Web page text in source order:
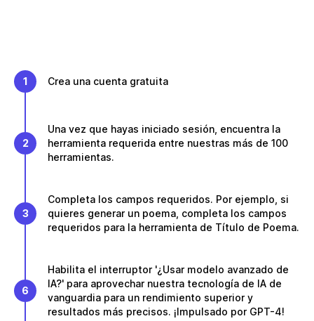
1 Crea una cuenta gratuita
2
Una vez que hayas iniciado sesión, encuentra la
herramienta requerida entre nuestras más de 100
herramientas.
3
Completa los campos requeridos. Por ejemplo, si
quieres generar un poema, completa los campos
requeridos para la herramienta de Título de Poema.
6
Habilita el interruptor '¿Usar modelo avanzado de
IA?' para aprovechar nuestra tecnología de IA de
vanguardia para un rendimiento superior y
resultados más precisos. ¡Impulsado por GPT-4!